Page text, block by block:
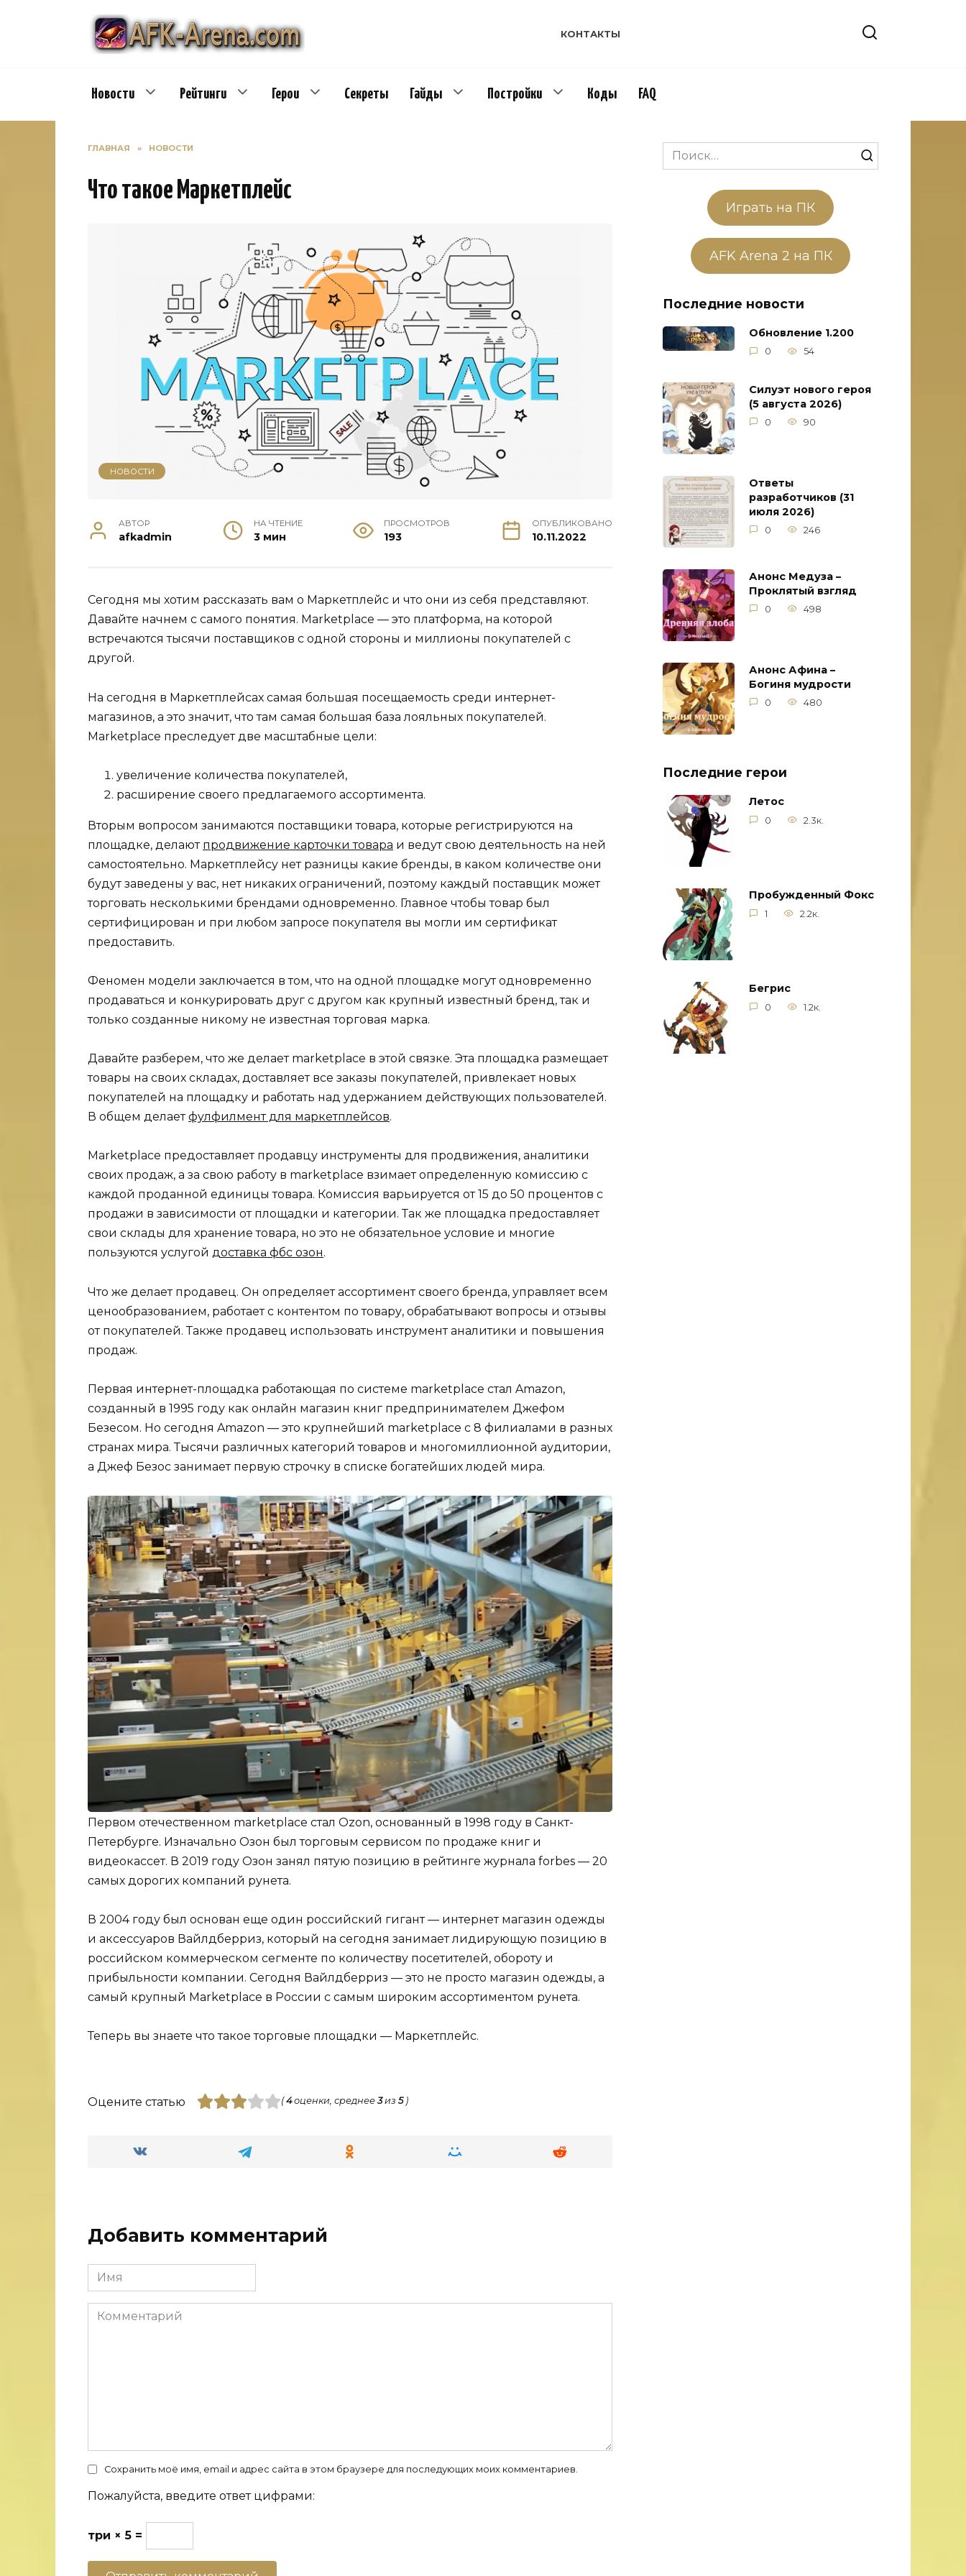
КОНТАКТЫ
Новости Рейтинги Герои Секреты Гайды Постройки Коды FAQ
ГЛАВНАЯ » НОВОСТИ
Что такое Маркетплейс
НОВОСТИ
АВТОР
afkadmin
НА ЧТЕНИЕ
3 мин
ПРОСМОТРОВ
193
ОПУБЛИКОВАНО
10.11.2022
Сегодня мы хотим рассказать вам о Маркетплейс и что они из себя представляют.
Давайте начнем с самого понятия. Marketplace — это платформа, на которой
встречаются тысячи поставщиков с одной стороны и миллионы покупателей с
другой.
На сегодня в Маркетплейсах самая большая посещаемость среди интернет-
магазинов, а это значит, что там самая большая база лояльных покупателей.
Marketplace преследует две масштабные цели:
увеличение количества покупателей,
расширение своего предлагаемого ассортимента.
Вторым вопросом занимаются поставщики товара, которые регистрируются на
площадке, делают продвижение карточки товара и ведут свою деятельность на ней
самостоятельно. Маркетплейсу нет разницы какие бренды, в каком количестве они
будут заведены у вас, нет никаких ограничений, поэтому каждый поставщик может
торговать несколькими брендами одновременно. Главное чтобы товар был
сертифицирован и при любом запросе покупателя вы могли им сертификат
предоставить.
Феномен модели заключается в том, что на одной площадке могут одновременно
продаваться и конкурировать друг с другом как крупный известный бренд, так и
только созданные никому не известная торговая марка.
Давайте разберем, что же делает marketplace в этой связке. Эта площадка размещает
товары на своих складах, доставляет все заказы покупателей, привлекает новых
покупателей на площадку и работать над удержанием действующих пользователей.
В общем делаетфулфилмент для маркетплейсов.
Marketplace предоставляет продавцу инструменты для продвижения, аналитики
своих продаж, а за свою работу в marketplace взимает определенную комиссию с
каждой проданной единицы товара. Комиссия варьируется от 15 до 50 процентов с
продажи в зависимости от площадки и категории. Так же площадка предоставляет
свои склады для хранение товара, но это не обязательное условие и многие
пользуются услугой доставка фбс озон.
Что же делает продавец. Он определяет ассортимент своего бренда, управляет всем
ценообразованием, работает с контентом по товару, обрабатывают вопросы и отзывы
от покупателей. Также продавец использовать инструмент аналитики и повышения
продаж.
Первая интернет-площадка работающая по системе marketplace стал Amazon,
созданный в 1995 году как онлайн магазин книг предпринимателем Джефом
Безесом. Но сегодня Amazon — это крупнейший marketplace c 8 филиалами в разных
странах мира. Тысячи различных категорий товаров и многомиллионной аудитории,
а Джеф Безос занимает первую строчку в списке богатейших людей мира.
Первом отечественном marketplace стал Ozon, основанный в 1998 году в Санкт-
Петербурге. Изначально Озон был торговым сервисом по продаже книг и
видеокассет. В 2019 году Озон занял пятую позицию в рейтинге журнала forbes — 20
самых дорогих компаний рунета.
В 2004 году был основан еще один российский гигант — интернет магазин одежды
и аксессуаров Вайлдберриз, который на сегодня занимает лидирующую позицию в
российском коммерческом сегменте по количеству посетителей, обороту и
прибыльности компании. Сегодня Вайлдберриз — это не просто магазин одежды, а
самый крупный Мarketplace в России с самым широким ассортиментом рунета.
Теперь вы знаете что такое торговые площадки — Маркетплейс.
Оцените статью (4оценки, среднее3из 5)
Добавить комментарий
Имя
Комментарий
Сохранить моё имя, email и адрес сайта в этом браузере для последующих моих комментариев.
Пожалуйста, введите ответ цифрами:
три × 5 =
Search
for:
Играть на ПК
AFK Arena 2 на ПК
Последние новости
Обновление 1.200
0 54
Силуэт нового героя
(5 августа 2026)
0 90
Ответы
разработчиков (31
июля 2026)
0 246
Анонс Медуза –
Проклятый взгляд
0 498
Анонс Афина –
Богиня мудрости
0 480
Последние герои
Летос
0 2.3к.
Пробужденный Фокс
1 2.2к.
Бегрис
0 1.2к.